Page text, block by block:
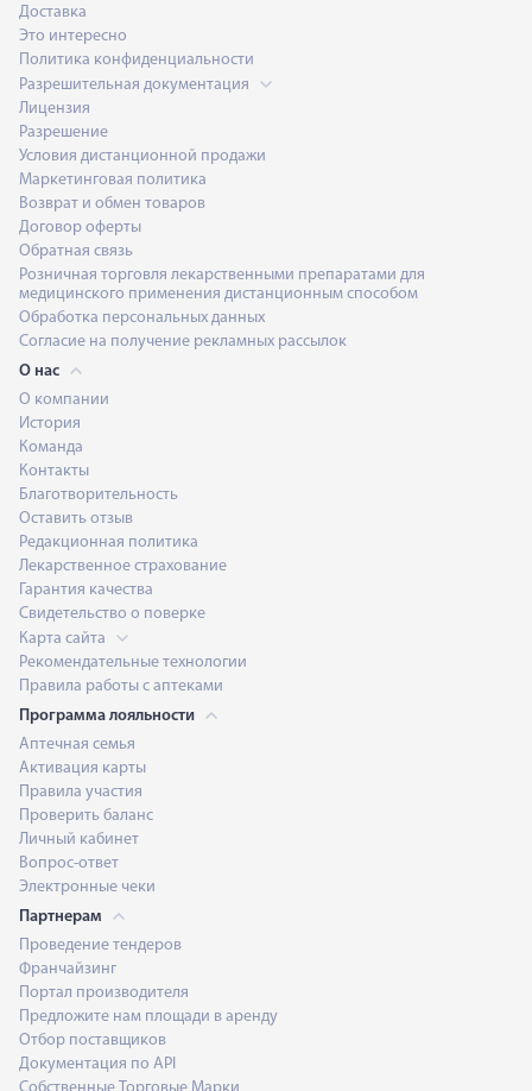
Доставка
Это интересно
Политика конфиденциальности
Разрешительная документация
Лицензия
Разрешение
Условия дистанционной продажи
Маркетинговая политика
Возврат и обмен товаров
Договор оферты
Обратная связь
Розничная торговля лекарственными препаратами для
медицинского применения дистанционным способом
Обработка персональных данных
Согласие на получение рекламных рассылок
О нас
О компании
История
Команда
Контакты
Благотворительность
Оставить отзыв
Редакционная политика
Лекарственное страхование
Гарантия качества
Свидетельство о поверке
Карта сайта
Рекомендательные технологии
Правила работы с аптеками
Программа лояльности
Аптечная семья
Активация карты
Правила участия
Проверить баланс
Личный кабинет
Вопрос-ответ
Электронные чеки
Партнерам
Проведение тендеров
Франчайзинг
Портал производителя
Предложите нам площади в аренду
Отбор поставщиков
Документация по API